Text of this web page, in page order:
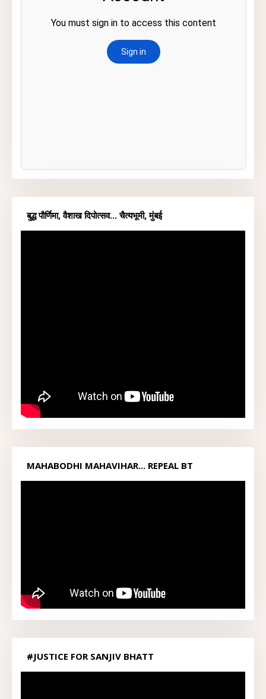
बुद्ध पौर्णिमा, वैशाख दिपोत्सव... चैत्यभूमी, मुंबई
MAHABODHI MAHAVIHAR... REPEAL BT
ACT1949...
#JUSTICE FOR SANJIV BHATT